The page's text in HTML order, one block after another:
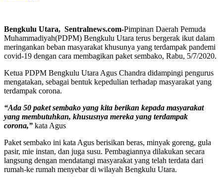
Bengkulu Utara, Sentralnews.com-Pimpinan Daerah Pemuda
Muhammadiyah(PDPM) Bengkulu Utara terus bergerak ikut dalam
meringankan beban masyarakat khusunya yang terdampak pandemi
covid-19 dengan cara membagikan paket sembako, Rabu, 5/7/2020.
Ketua PDPM Bengkulu Utara Agus Chandra didampingi pengurus
mengatakan, sebagai bentuk kepedulian terhadap masyarakat yang
terdampak corona.
“Ada 50 paket sembako yang kita berikan kepada masyarakat
yang membutuhkan, khususnya mereka yang terdampak
corona,” kata Agus
Paket sembako ini kata Agus berisikan beras, minyak goreng, gula
pasir, mie instan, dan juga susu. Pembagiannya dilakukan secara
langsung dengan mendatangi masyarakat yang telah terdata dari
rumah-ke rumah menyebar di wilayah Bengkulu Utara.